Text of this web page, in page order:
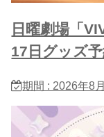
日曜劇場「
17日グッズ
期間 : 2026年8